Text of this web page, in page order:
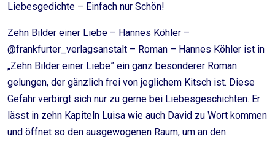
Liebesgedichte – Einfach nur Schön!
Zehn Bilder einer Liebe – Hannes Köhler –
@frankfurter_verlagsanstalt – Roman – Hannes Köhler ist in
„Zehn Bilder einer Liebe” ein ganz besonderer Roman
gelungen, der gänzlich frei von jeglichem Kitsch ist. Diese
Gefahr verbirgt sich nur zu gerne bei Liebesgeschichten. Er
lässt in zehn Kapiteln Luisa wie auch David zu Wort kommen
und öffnet so den ausgewogenen Raum, um an den